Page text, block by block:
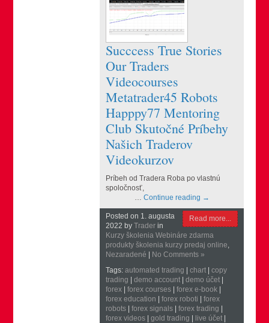
Succcess True Stories
Our Traders
Videocourses
Metatrader45 Robots
Happpy77 Mentoring
Club Skutočné Príbehy
Našich Traderov
Videokurzov
Príbeh od Tradera Roba po vlastnú
spoločnosť,
… Continue reading →
Read more...
Posted on 1. augusta
2022 by Traderin
Kurzy školenia Webináre zdarma
produkty školenia kurzy predaj online,
Nezaradené
No Comments »
Tags: automated trading chart| copy
trading
demo account| demo účet|
forex| forex courses| forex e-book|
forex education
forex roboti
forex
robots| forex signals| forex trading
forex videos| gold trading live účet|